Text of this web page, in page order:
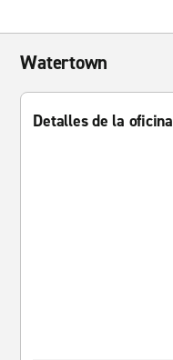
Watertown
Detalles de la oficina